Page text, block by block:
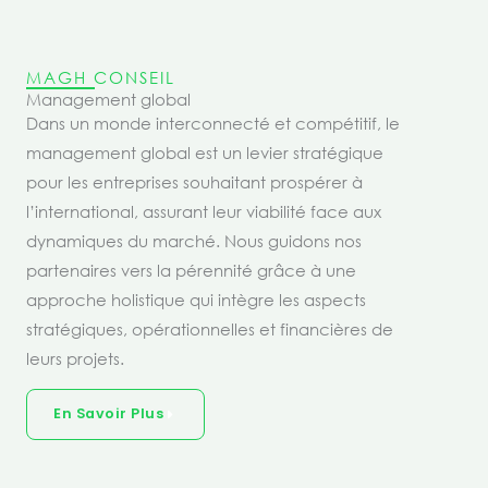
MAGH CONSEIL
Management global
Dans un monde interconnecté et compétitif, le
management global est un levier stratégique
pour les entreprises souhaitant prospérer à
l’international, assurant leur viabilité face aux
dynamiques du marché. Nous guidons nos
partenaires vers la pérennité grâce à une
approche holistique qui intègre les aspects
stratégiques, opérationnelles et financières de
leurs projets.
En Savoir Plus